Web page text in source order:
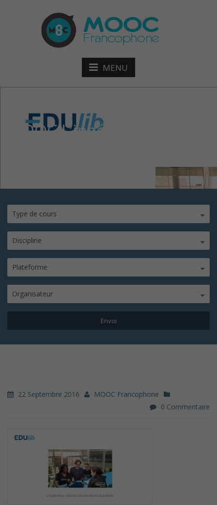
MENU
MOOC L’ingénieur, source
Type de cours
Discipline
Plateforme
Organisateur
22 Septembre 2016
MOOC Francophone
0 Commentaire